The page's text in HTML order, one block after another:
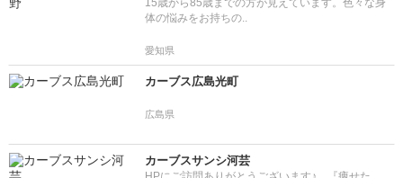
15歳から85歳までの方が見えています。色々な身
体の悩みをお持ちの..
愛知県
カーブス広島光町
広島県
カーブスサンシ河芸